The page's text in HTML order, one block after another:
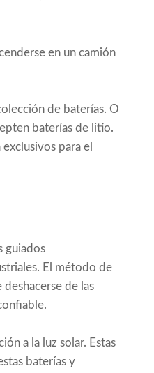
en un camión
de baterías. O
baterías de litio.
para el
guiados
El método de
de las
a la luz solar. Estas
baterías y